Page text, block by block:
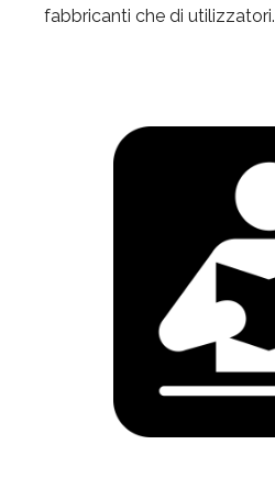
fabbricanti che di utilizzatori.